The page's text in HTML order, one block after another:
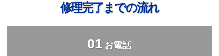
修理完了までの流れ
01 お電話